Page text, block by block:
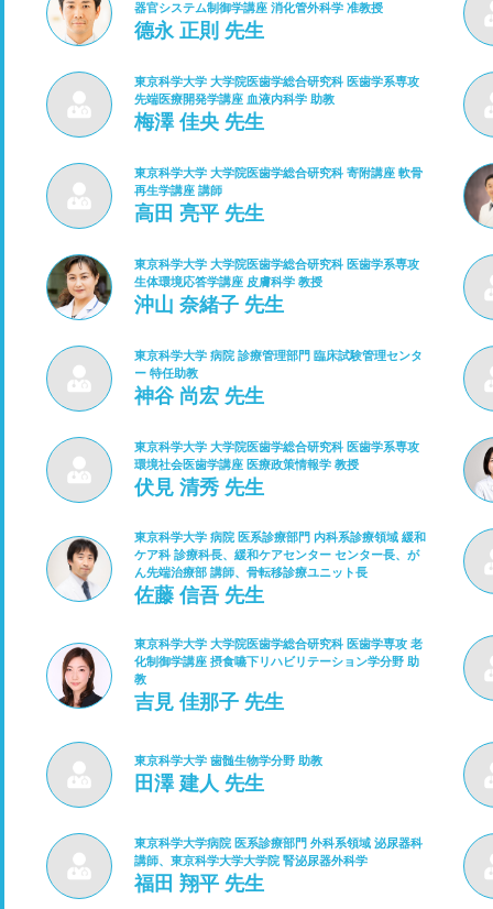
器官システム制御学講座 消化管外科学 准教授
德永 正則 先生
東京科学大学 大学院医歯学総合研究科 医歯学系専攻
先端医療開発学講座 血液内科学 助教
梅澤 佳央 先生
東京科学大学 大学院医歯学総合研究科 寄附講座 軟骨
再生学講座 講師
高田 亮平 先生
東京科学大学 大学院医歯学総合研究科 医歯学系専攻
生体環境応答学講座 皮膚科学 教授
沖山 奈緒子 先生
東京科学大学 病院 診療管理部門 臨床試験管理センタ
ー 特任助教
神谷 尚宏 先生
東京科学大学 大学院医歯学総合研究科 医歯学系専攻
環境社会医歯学講座 医療政策情報学 教授
伏見 清秀 先生
東京科学大学 病院 医系診療部門 内科系診療領域 緩和
ケア科 診療科長、緩和ケアセンター センター長、が
ん先端治療部 講師、骨転移診療ユニット長
佐藤 信吾 先生
東京科学大学 大学院医歯学総合研究科 医歯学専攻 老
化制御学講座 摂食嚥下リハビリテーション学分野 助
教
吉見 佳那子 先生
東京科学大学 歯髄生物学分野 助教
田澤 建人 先生
東京科学大学病院 医系診療部門 外科系領域 泌尿器科
講師、東京科学大学大学院 腎泌尿器外科学
福田 翔平 先生